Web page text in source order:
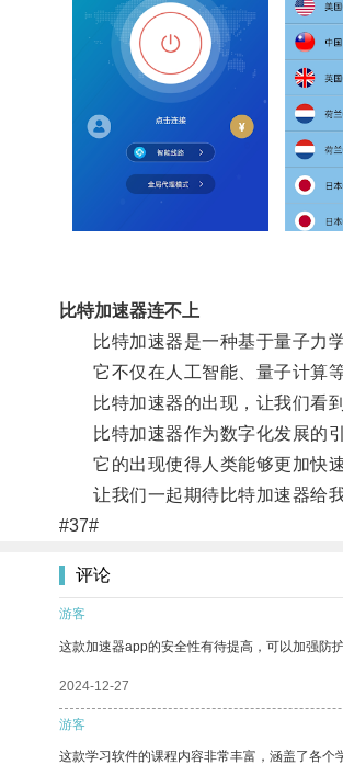
比特加速器连不上
比特加速器是一种基于量子力学
它不仅在人工智能、量子计算等
比特加速器的出现，让我们看到
比特加速器作为数字化发展的引
它的出现使得人类能够更加快速
让我们一起期待比特加速器给我
#37#
评论
游客
这款加速器app的安全性有待提高，可以加强防
2024-12-27
游客
这款学习软件的课程内容非常丰富，涵盖了各个